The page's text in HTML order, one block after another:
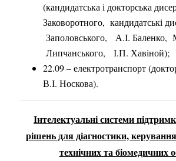
(кандидатська і докторська
Заковоротного, кандидатські
Заполовського, А.І. Баленко,
Липчанського, І.П. Хавіной);
22.09 – електротранспорт
В.І. Носкова).
Інтелектуальні системи
рішень для діагностики, керування
технічних та біомедичних